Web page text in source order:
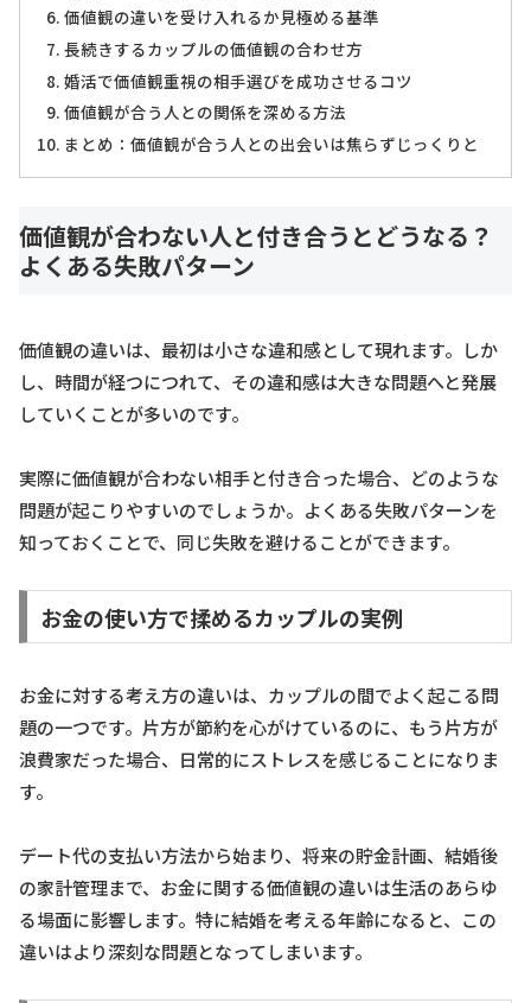
価値観の違いを受け入れるか見極める基準
長続きするカップルの価値観の合わせ方
婚活で価値観重視の相手選びを成功させるコツ
価値観が合う人との関係を深める方法
まとめ：価値観が合う人との出会いは焦らずじっくりと
価値観が合わない人と付き合うとどうなる？
よくある失敗パターン
価値観の違いは、最初は小さな違和感として現れます。しか
し、時間が経つにつれて、その違和感は大きな問題へと発展
していくことが多いのです。
実際に価値観が合わない相手と付き合った場合、どのような
問題が起こりやすいのでしょうか。よくある失敗パターンを
知っておくことで、同じ失敗を避けることができます。
お金の使い方で揉めるカップルの実例
お金に対する考え方の違いは、カップルの間でよく起こる問
題の一つです。片方が節約を心がけているのに、もう片方が
浪費家だった場合、日常的にストレスを感じることになりま
す。
デート代の支払い方法から始まり、将来の貯金計画、結婚後
の家計管理まで、お金に関する価値観の違いは生活のあらゆ
る場面に影響します。特に結婚を考える年齢になると、この
違いはより深刻な問題となってしまいます。